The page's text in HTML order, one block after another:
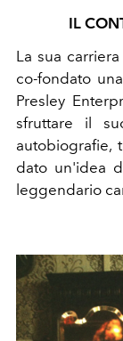
IL
La sua
co-fondato
Presley
sfruttare il
autobiografie,
dato un'idea
leggendario